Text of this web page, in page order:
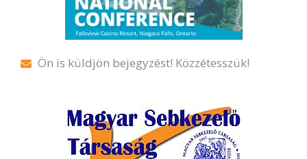
Ön is küldjön bejegyzést! Közzétesszük!